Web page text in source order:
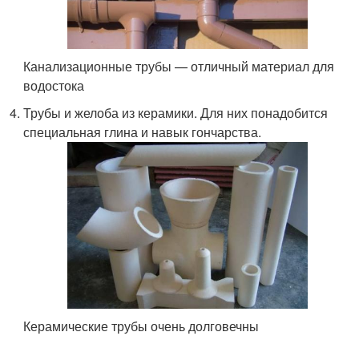
Канализационные трубы — отличный материал для
водостока
Трубы и желоба из керамики. Для них понадобится
специальная глина и навык гончарства.
Керамические трубы очень долговечны